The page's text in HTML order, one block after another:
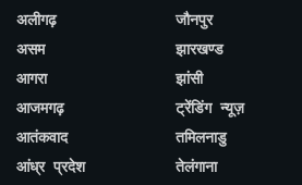
अलीगढ़
असम
आगरा
आजमगढ़
आतंकवाद
आंध्र प्रदेश
जौनपुर
झारखण्ड
झांसी
ट्रेंडिंग न्यूज़
तमिलनाडु
तेलंगाना